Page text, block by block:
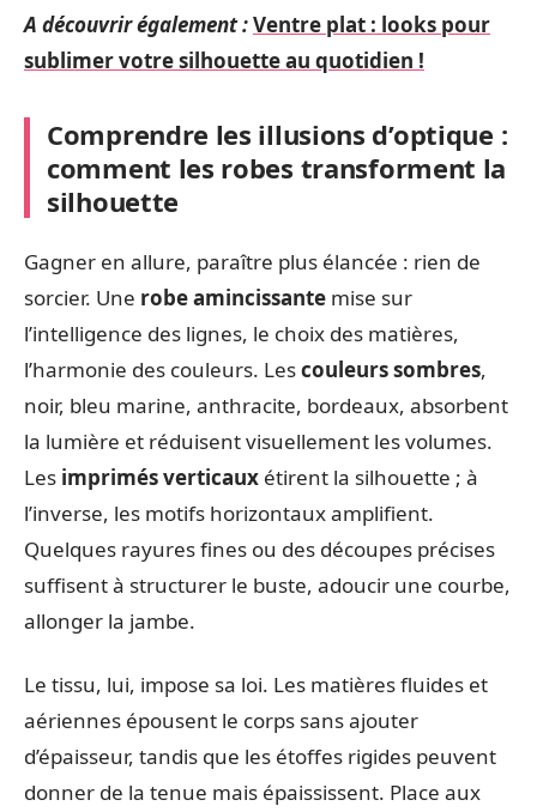
A découvrir également :Ventre plat : looks pour
sublimer votre silhouette au quotidien !
Comprendre les illusions d’optique :
comment les robes transforment la
silhouette
Gagner en allure, paraître plus élancée : rien de
sorcier. Une robe amincissante mise sur
l’intelligence des lignes, le choix des matières,
l’harmonie des couleurs. Lescouleurs sombres,
noir, bleu marine, anthracite, bordeaux, absorbent
la lumière et réduisent visuellement les volumes.
Les imprimés verticaux étirent la silhouette ; à
l’inverse, les motifs horizontaux amplifient.
Quelques rayures fines ou des découpes précises
suffisent à structurer le buste, adoucir une courbe,
allonger la jambe.
Le tissu, lui, impose sa loi. Les matières fluides et
aériennes épousent le corps sans ajouter
d’épaisseur, tandis que les étoffes rigides peuvent
donner de la tenue mais épaississent. Place aux